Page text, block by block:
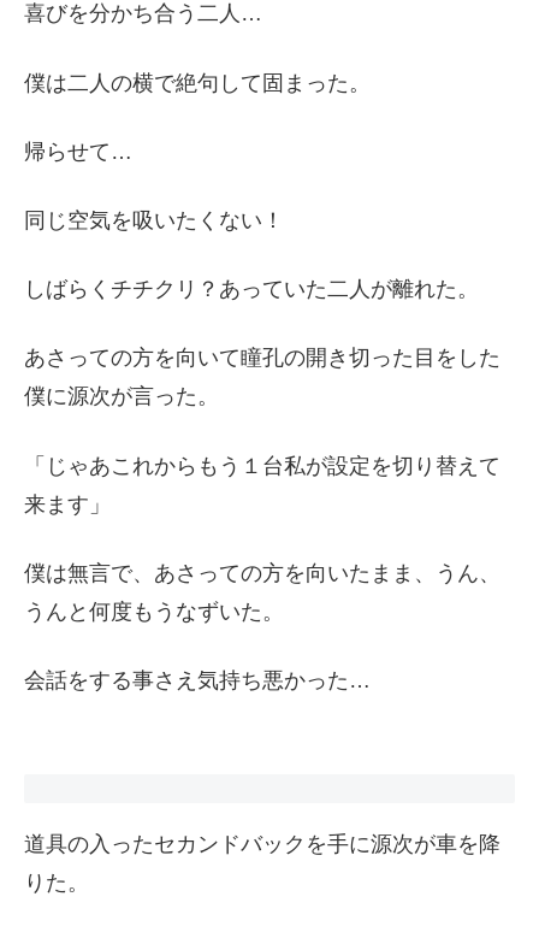
喜びを分かち合う二人…
僕は二人の横で絶句して固まった。
帰らせて…
同じ空気を吸いたくない！
しばらくチチクリ？あっていた二人が離れた。
あさっての方を向いて瞳孔の開き切った目をした
僕に源次が言った。
「じゃあこれからもう１台私が設定を切り替えて
来ます」
僕は無言で、あさっての方を向いたまま、うん、
うんと何度もうなずいた。
会話をする事さえ気持ち悪かった…
道具の入ったセカンドバックを手に源次が車を降
りた。